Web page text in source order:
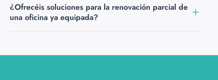
guías de marca que definen colores, materiales y
acabados. Seleccionamos el mobiliario y los acabados
¿Ofrecéis soluciones para la renovación parcial de
una oficina ya equipada?